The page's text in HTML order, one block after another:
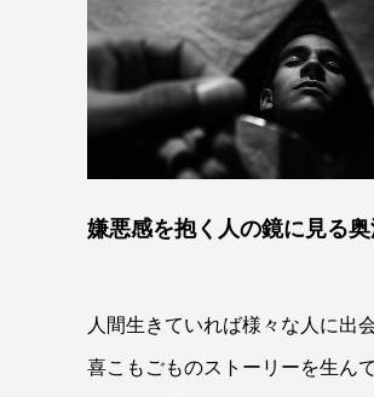
嫌悪感を抱く人の鏡に見る
人間生きていれば様々な人に出
喜こもごものストーリーを生ん